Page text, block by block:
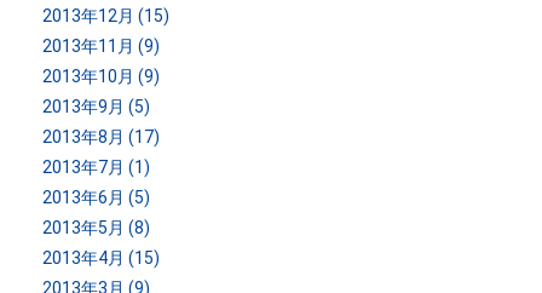
2013年12月 (15)
2013年11月 (9)
2013年10月 (9)
2013年9月 (5)
2013年8月 (17)
2013年7月 (1)
2013年6月 (5)
2013年5月 (8)
2013年4月 (15)
2013年3月 (9)